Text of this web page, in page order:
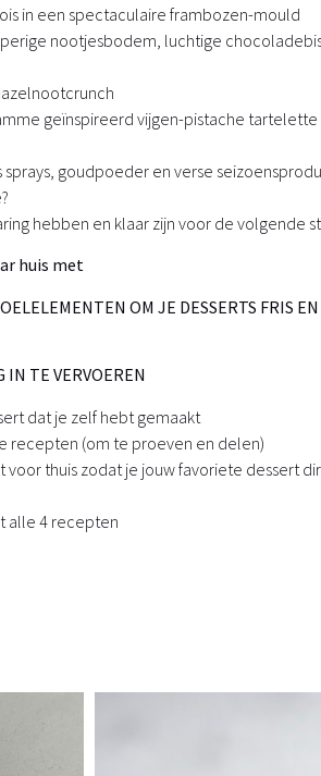
in een spectaculaire frambozen-mould
nootjesbodem, luchtige
geïnspireerd vijgen-pistache tartelette
goudpoeder en verse
hebben en klaar zijn voor de volgende
met
OM JE DESSERTS FRIS
IN TE VERVOEREN
dat je zelf hebt gemaakt
recepten (om te proeven en delen)
voor thuis zodat je jouw favoriete dessert
alle 4 recepten